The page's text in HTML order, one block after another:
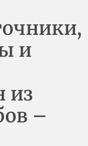
и
из
–